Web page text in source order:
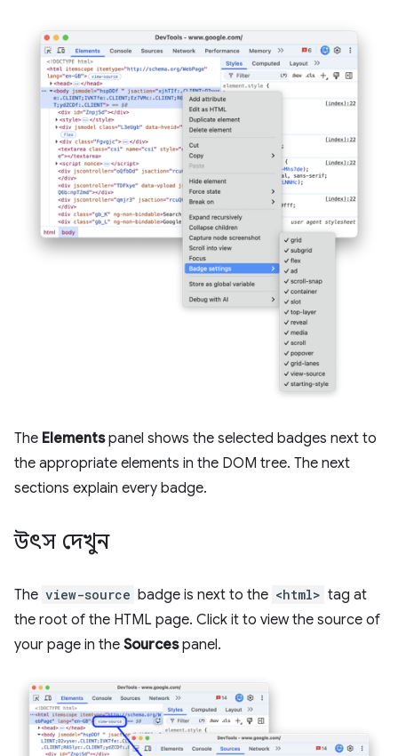
The Elementspanel shows the selected badges next to
the appropriate elements in the DOM tree. The next
sections explain every badge.
উৎস দেখুন
The view-source badge is next to the <html> tag at
the root of the HTML page. Click it to view the source of
your page in the Sourcespanel.